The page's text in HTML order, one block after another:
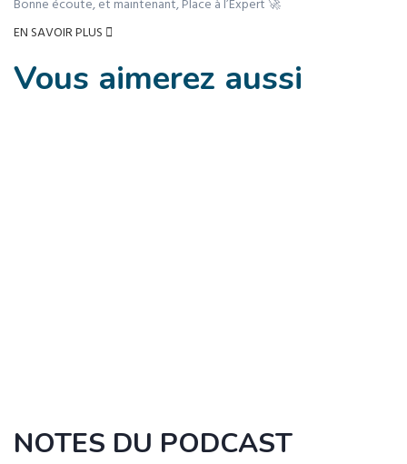
Bonne écoute, et maintenant, Place à l’Expert 🚀
EN SAVOIR PLUS
Vous aimerez aussi
NOTES DU PODCAST